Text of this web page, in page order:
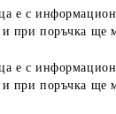
е с
при поръчка ще
е с
при поръчка ще